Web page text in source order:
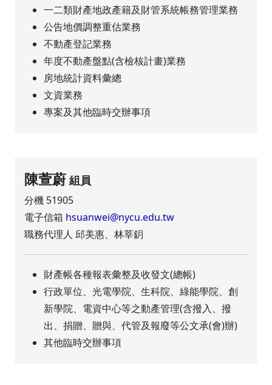
一二類財產地政產籍及財管系統帳務管理業務
公告地價調整重估業務
不動產登記業務
年度不動產盤點(含檢核計畫)業務
房地統計資料彙總
文資業務
專案及其他臨時交辦事項
陳萱蔚 組員
分機 51905
電子信箱 hsuanwei@nycu.edu.tw
職務代理人 邱美惠、林莘鈅
財產帳各種報表彙整及收發文(總帳)
行政單位、光電學院、生科院、綠能學院、創
新學院、電資中心等之動產管理(含撥入、撥
出、捐贈、贈與、代管及報廢等公文承(會)辦)
其他臨時交辦事項